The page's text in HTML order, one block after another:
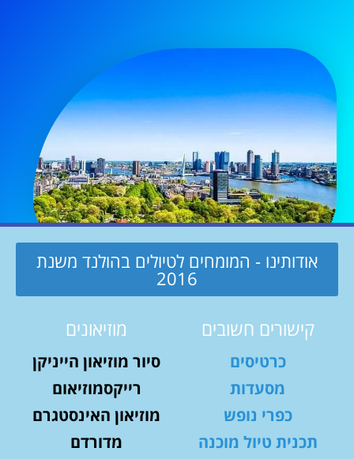
אודותינו - המומחים לטיולים בהולנד משנת
2016
קישורים חשובים
כרטיסים
מסעדות
כפרי נופש
תכנית טיול מוכנה
מוזיאונים
סיור מוזיאון הייניקן
רייקסמוזיאום
מוזיאון האינסטגרם
מדורדם